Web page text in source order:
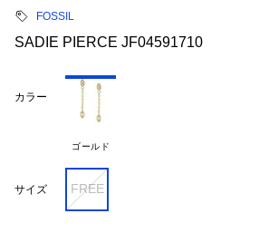
FOSSIL
SADIE PIERCE JF04591710
カラー
ゴールド
サイズ FREE